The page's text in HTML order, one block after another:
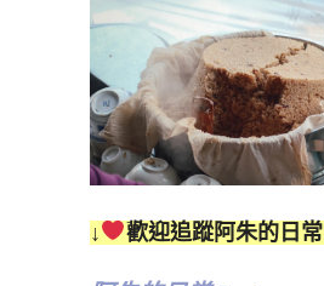
↓ 歡迎追蹤阿朱的日常